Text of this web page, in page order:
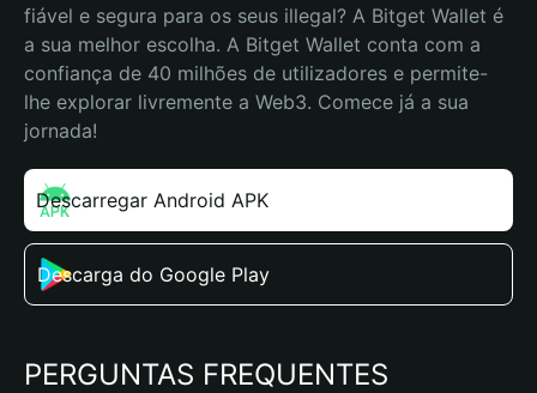
fiável e segura para os seus illegal? A Bitget Wallet é
a sua melhor escolha. A Bitget Wallet conta com a
confiança de 40 milhões de utilizadores e permite-
lhe explorar livremente a Web3. Comece já a sua
jornada!
Descarregar Android APK
Descarga do Google Play
PERGUNTAS FREQUENTES